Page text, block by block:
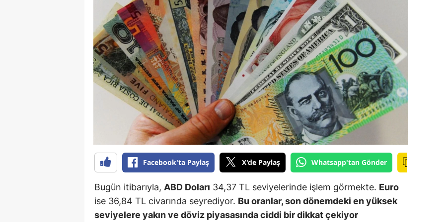
Bilecik
Bingöl
Bitlis
Bolu
Burdur
Bursa
Çanakkale
Çankırı
Çorum
Denizli
Diyarbakır
Facebook'ta Paylaş X'de Paylaş Whatsapp'tan Gönder
Bugün itibarıyla, ABD Doları 34,37 TL seviyelerinde işlem görmekte. Euro
ise 36,84 TL civarında seyrediyor. Bu oranlar, son dönemdeki en yüksek
seviyelere yakın ve döviz piyasasında ciddi bir dikkat çekiyor